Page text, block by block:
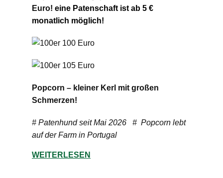
Euro! eine Patenschaft ist ab 5 €
monatlich möglich!
Popcorn – kleiner Kerl mit großen
Schmerzen!
# Patenhund seit Mai 2026 # Popcorn lebt
auf der Farm in Portugal
WEITERLESEN